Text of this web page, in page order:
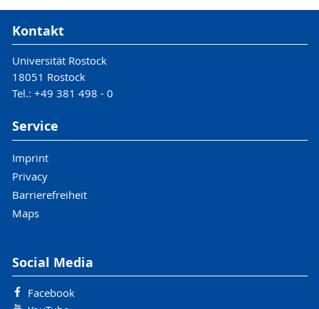
Kontakt
Universität Rostock
18051 Rostock
Tel.: +49 381 498 - 0
Service
Imprint
Privacy
Barrierefreiheit
Maps
Social Media
Facebook